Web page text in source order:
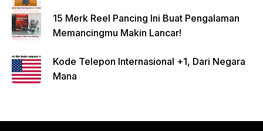
15 Merk Reel Pancing Ini Buat Pengalaman
Memancingmu Makin Lancar!
Kode Telepon Internasional +1, Dari Negara
Mana